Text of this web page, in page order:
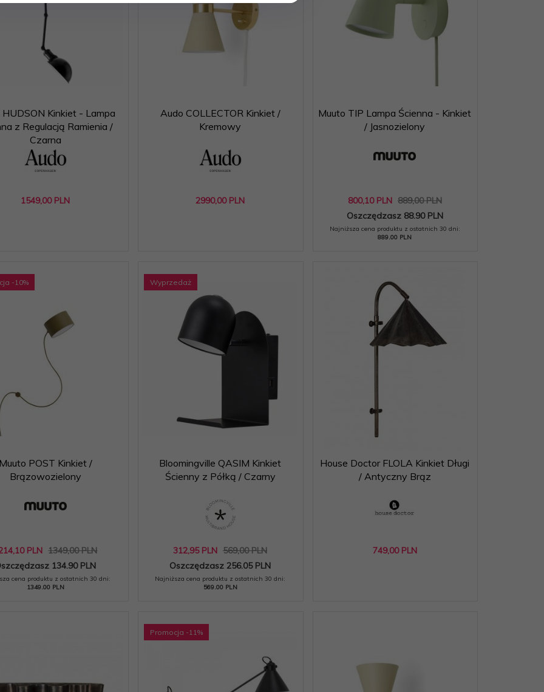
HUDSON Kinkiet - Lampa
z Regulacją Ramienia /
Czarna
1549,00 PLN
Audo COLLECTOR Kinkiet /
Kremowy
2990,00 PLN
Muuto TIP Lampa Ścienna - Kinkiet
/ Jasnozielony
800,10 PLN 889,00 PLN
Oszczędzasz 88.90 PLN
Najniższa cena produktu z ostatnich 30 dni:
889.00 PLN
-10%
POST Kinkiet /
Brązowozielony
10 PLN 1349,00 PLN
134.90 PLN
cena produktu z ostatnich 30 dni:
1349.00 PLN
Wyprzedaż
Bloomingville QASIM Kinkiet
Ścienny z Półką / Czarny
312,95 PLN 569,00 PLN
Oszczędzasz 256.05 PLN
Najniższa cena produktu z ostatnich 30 dni:
569.00 PLN
House Doctor FLOLA Kinkiet Długi
/ Antyczny Brąz
749,00 PLN
Promocja -11%